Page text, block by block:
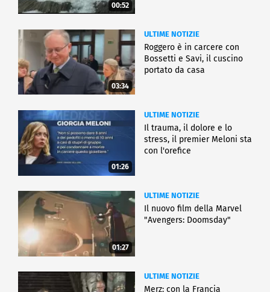
00:52
03:34
ULTIME NOTIZIE
Roggero è in carcere con
Bossetti e Savi, il cuscino
portato da casa
01:26
ULTIME NOTIZIE
Il trauma, il dolore e lo
stress, il premier Meloni sta
con l'orefice
01:27
ULTIME NOTIZIE
Il nuovo film della Marvel
"Avengers: Doomsday"
ULTIME NOTIZIE
Merz: con la Francia